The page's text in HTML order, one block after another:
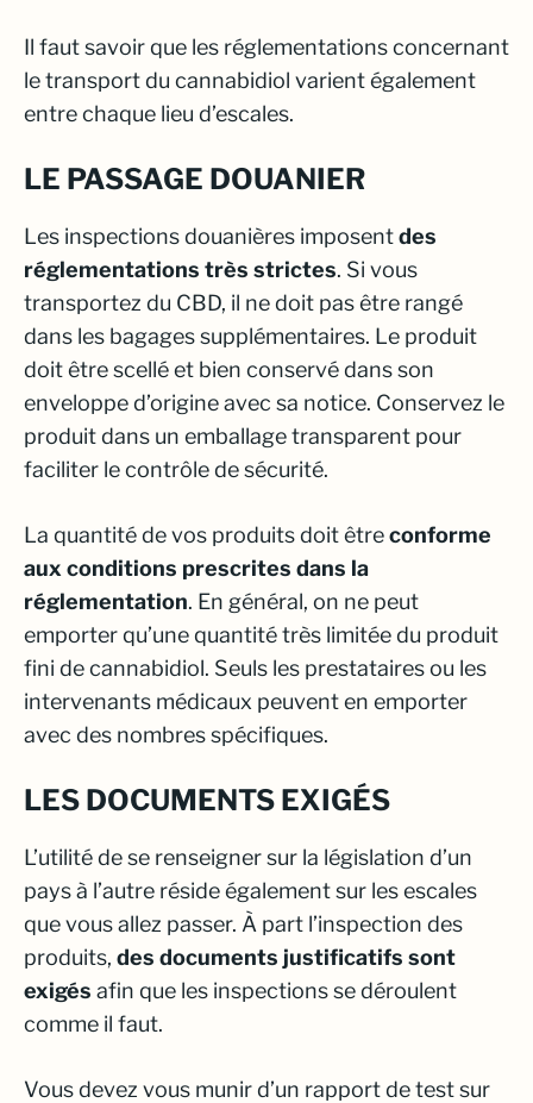
Il faut savoir que les réglementations concernant
le transport du cannabidiol varient également
entre chaque lieu d’escales.
LE PASSAGE DOUANIER
Les inspections douanières imposentdes
réglementations très strictes. Si vous
transportez du CBD, il ne doit pas être rangé
dans les bagages supplémentaires. Le produit
doit être scellé et bien conservé dans son
enveloppe d’origine avec sa notice. Conservez le
produit dans un emballage transparent pour
faciliter le contrôle de sécurité.
La quantité de vos produits doit êtreconforme
aux conditions prescrites dans la
réglementation. En général, on ne peut
emporter qu’une quantité très limitée du produit
fini de cannabidiol. Seuls les prestataires ou les
intervenants médicaux peuvent en emporter
avec des nombres spécifiques.
LES DOCUMENTS EXIGÉS
L’utilité de se renseigner sur la législation d’un
pays à l’autre réside également sur les escales
que vous allez passer. À part l’inspection des
produits, des documents justificatifs sont
exigés afin que les inspections se déroulent
comme il faut.
Vous devez vous munir d’un rapport de test sur